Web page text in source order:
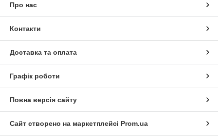
Про нас
Контакти
Доставка та оплата
Графік роботи
Повна версія сайту
Сайт створено на маркетплейсі Prom.ua